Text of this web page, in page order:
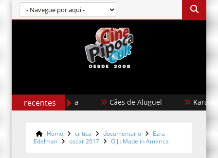
recentes Cães de Aluguel Karate Kid:
Home critica documentario
Ezra
Edelman
oscar 2017 O.J.: Made in America